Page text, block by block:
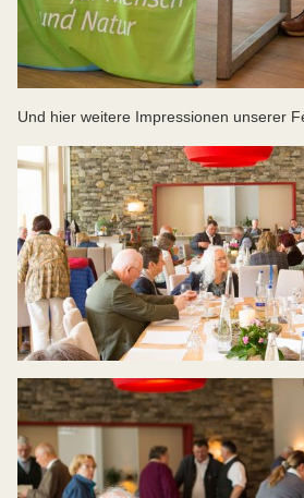
Und hier weitere Impressionen unserer